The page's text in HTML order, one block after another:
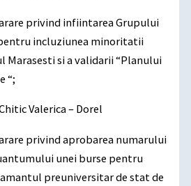
privind infiintarea Grupului
incluziunea minoritatii
Marasesti si a validarii “Planului
“;
Valerica – Dorel
privind aprobarea numarului
unei burse pentru
preuniversitar de stat de